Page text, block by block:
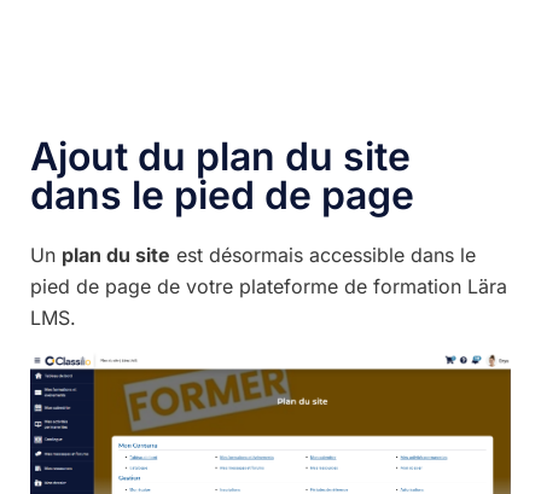
Ajout du plan du site
dans le pied de page
Un plan du site est désormais accessible dans le
pied de page de votre plateforme de formation Lära
LMS.